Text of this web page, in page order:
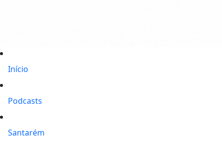
Início
Podcasts
Santarém